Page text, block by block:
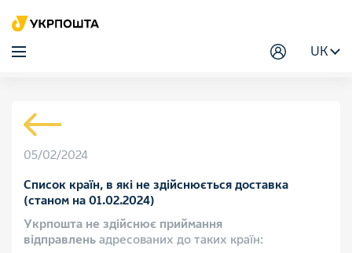
UK
05/02/2024
Список країн, в які не здійснюється доставка
(станом на 01.02.2024)
Укрпошта не здійснює приймання
відправлень адресованих до таких країн: